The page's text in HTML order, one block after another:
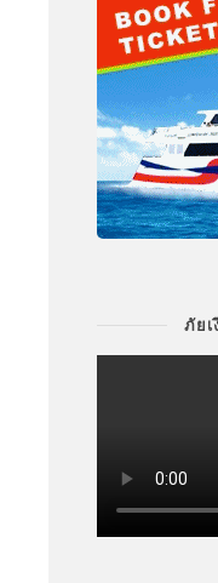
ภัย